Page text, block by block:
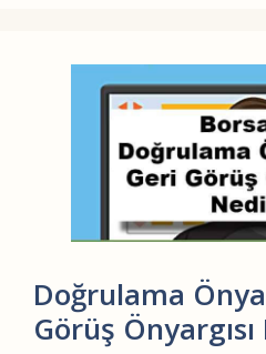
Doğrulama
Görüş